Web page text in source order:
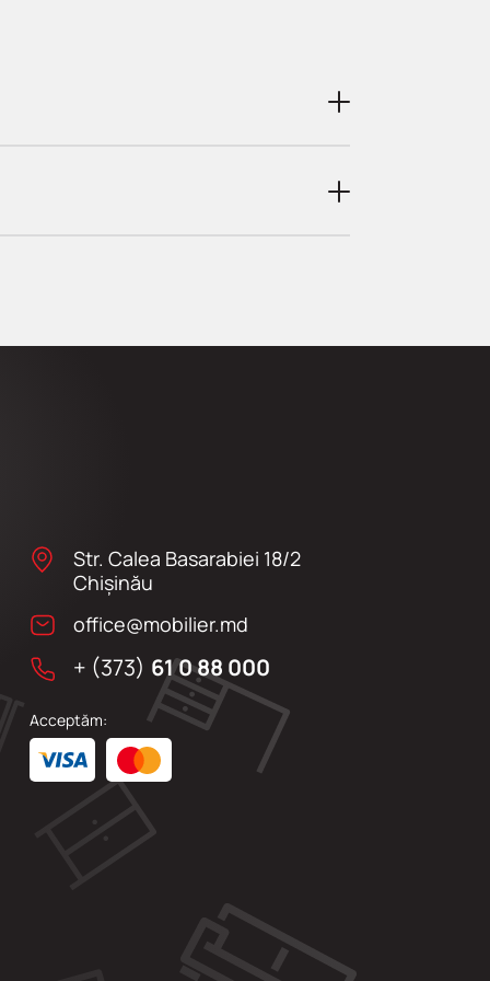
Str. Calea Basarabiei 18/2
Chişinău
office@mobilier.md
+ (373) 61 0 88 000
Acceptăm: